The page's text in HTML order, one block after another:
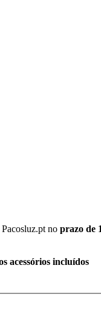
no prazo de
acessórios incluídos